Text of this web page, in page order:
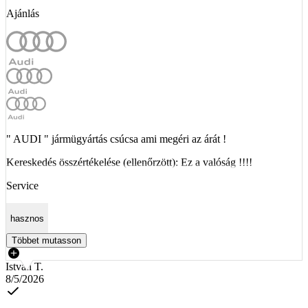
Ajánlás
" AUDI " jármügyártás csúcsa ami megéri az árát !
Kereskedés összértékelése (ellenőrzött): Ez a valóság !!!!
Service
hasznos
Többet mutasson
István T.
8/5/2026